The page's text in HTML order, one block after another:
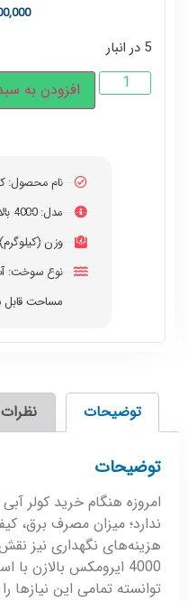
5 در انبار
افزودن به
نام محصول: کولر 4000
مدل: 4000 بالازن
وزن (کیلوگرم):
نوع سوخت:
مساحت قابل
توضیحات نظرات
توضیحات
امروزه هنگام خرید کولر
ندارد؛ میزان مصرف برق،
هزینه‌های نگهداری نیز
4000 ایرومکس بالازن
توانسته تمامی این